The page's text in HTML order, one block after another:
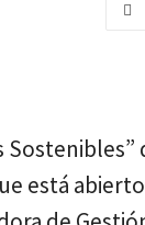
está